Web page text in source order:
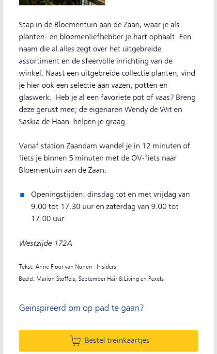
Stap in de Bloementuin aan de Zaan, waar je als
planten- en bloemenliefhebber je hart ophaalt. Een
naam die al alles zegt over het uitgebreide
assortiment en de sfeervolle inrichting van de
winkel. Naast een uitgebreide collectie planten, vind
je hier ook een selectie aan vazen, potten en
glaswerk. Heb je al een favoriete pot of vaas? Breng
deze gerust mee; de eigenaren Wendy de Wit en
Saskia de Haan helpen je graag.
Vanaf station Zaandam wandel je in 12 minuten of
fiets je binnen 5 minuten met de OV-fiets naar
Bloementuin aan de Zaan.
Openingstijden: dinsdag tot en met vrijdag van
9.00 tot 17.30 uur en zaterdag van 9.00 tot
17.00 uur
Westzijde 172A
Tekst: Anne-Floor van Nunen - Insiders
Beeld: Marion Stoffels, September Hair & Living en Pexels
Geïnspireerd om op pad te gaan?
Bestel treinkaartjes